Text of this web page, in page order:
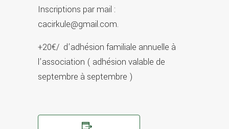
Inscriptions par mail :
cacirkule@gmail.com.
+20€/ d’adhésion familiale annuelle à
l’association ( adhésion valable de
septembre à septembre )